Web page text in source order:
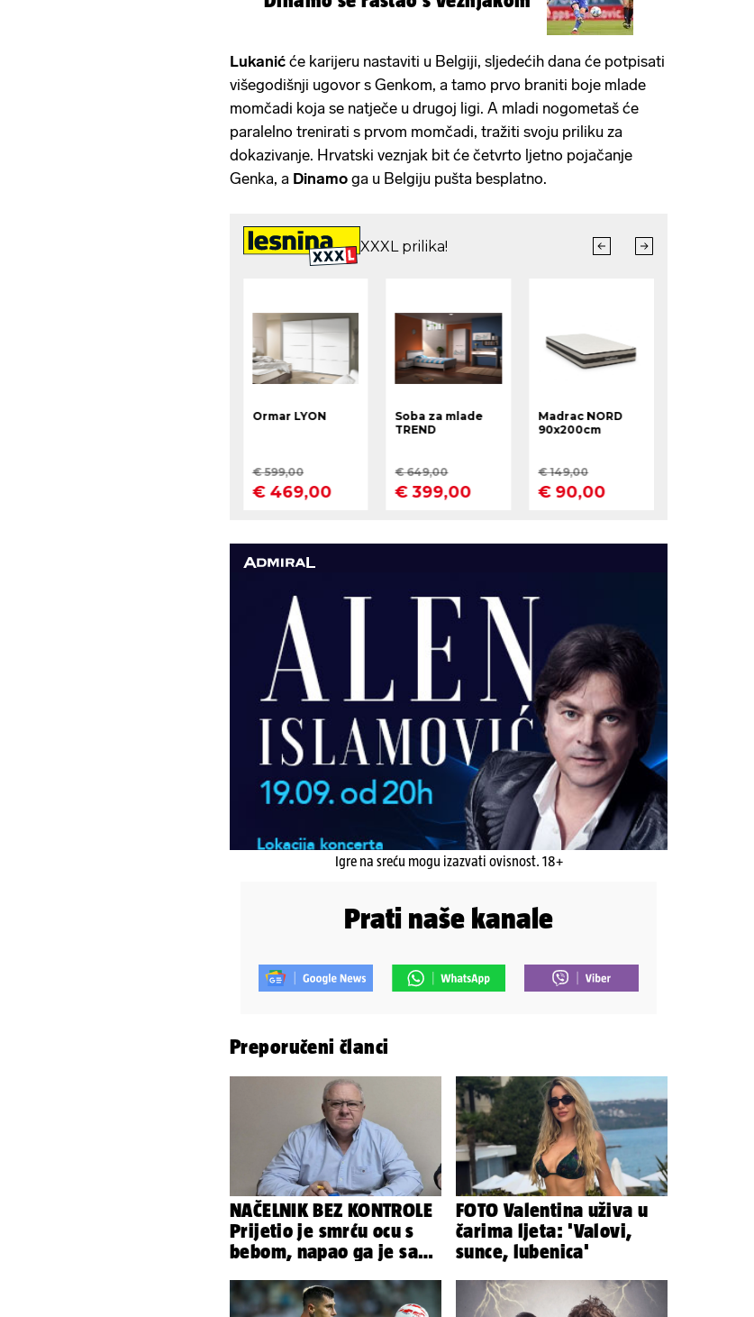
Lukanić će karijeru nastaviti u Belgiji, sljedećih dana će potpisati
višegodišnji ugovor s Genkom, a tamo prvo braniti boje mlade
momčadi koja se natječe u drugoj ligi. A mladi nogometaš će
paralelno trenirati s prvom momčadi, tražiti svoju priliku za
dokazivanje. Hrvatski veznjak bit će četvrto ljetno pojačanje
Genka, a Dinamo ga u Belgiju pušta besplatno.
Igre na sreću mogu izazvati ovisnost. 18+
Prati naše kanale
Preporučeni članci
NAČELNIK BEZ KONTROLE
Prijetio je smrću ocu s
bebom, napao ga je sa
FOTO Valentina uživa u
čarima ljeta: 'Valovi,
sunce, lubenica'